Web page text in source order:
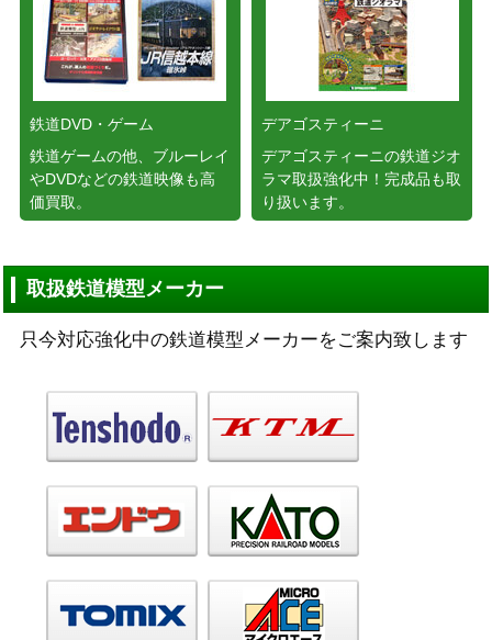
鉄道DVD・ゲーム
鉄道ゲームの他、ブルーレイ
やDVDなどの鉄道映像も高
価買取。
デアゴスティーニ
デアゴスティーニの鉄道ジオ
ラマ取扱強化中！完成品も取
り扱います。
取扱鉄道模型メーカー
只今対応強化中の鉄道模型メーカーをご案内致します